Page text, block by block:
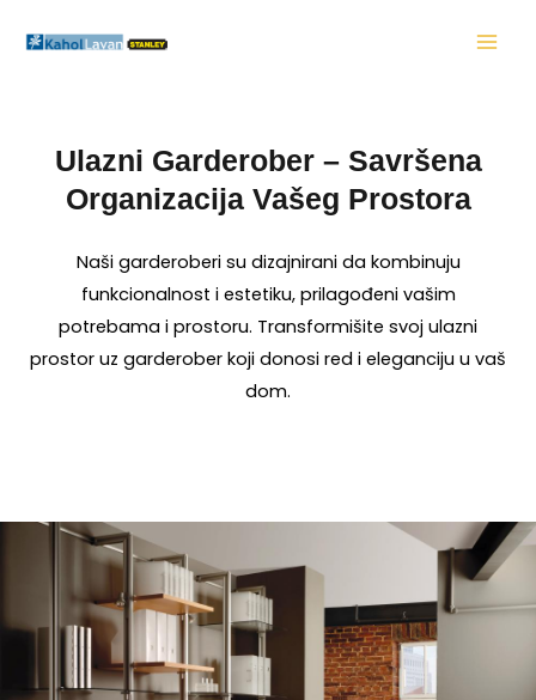
Ulazni Garderober – Savršena
Organizacija Vašeg Prostora
Naši garderoberi su dizajnirani da kombinuju
funkcionalnost i estetiku, prilagođeni vašim
potrebama i prostoru. Transformišite svoj ulazni
prostor uz garderober koji donosi red i eleganciju u vaš
dom.